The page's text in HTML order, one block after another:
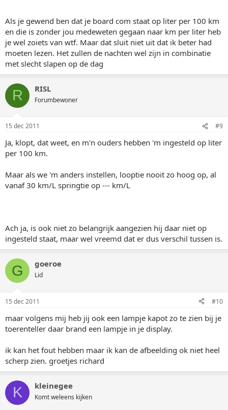
Als je gewend ben dat je board com staat op liter per 100 km
en die is zonder jou medeweten gegaan naar km per liter heb
je wel zoiets van wtf. Maar dat sluit niet uit dat ik beter had
moeten lezen. Het zullen de nachten wel zijn in combinatie
met slecht slapen op de dag
R RISL
Forumbewoner
15 dec 2011 #9
Ja, klopt, dat weet, en m'n ouders hebben 'm ingesteld op liter
per 100 km.
Maar als we 'm anders instellen, looptie nooit zo hoog op, al
vanaf 30 km/L springtie op --- km/L
Ach ja, is ook niet zo belangrijk aangezien hij daar niet op
ingesteld staat, maar wel vreemd dat er dus verschil tussen is.
G goeroe
Lid
15 dec 2011 #10
maar volgens mij heb jij ook een lampje kapot zo te zien bij je
toerenteller daar brand een lampje in je display.
ik kan het fout hebben maar ik kan de afbeelding ok niet heel
scherp zien. groetjes richard
K kleinegee
Komt weleens kijken